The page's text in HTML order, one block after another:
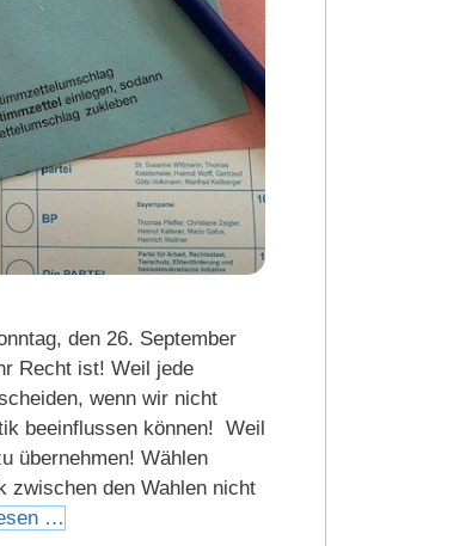
den 26. September
Recht ist! Weil jede
wenn wir nicht
beeinflussen können! Weil
übernehmen! Wählen
zwischen den Wahlen nicht
…